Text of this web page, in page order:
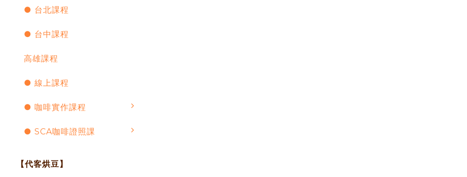
● 台北課程
● 台中課程
高雄課程
● 線上課程
● 咖啡實作課程
● SCA咖啡證照課
【代客烘豆】